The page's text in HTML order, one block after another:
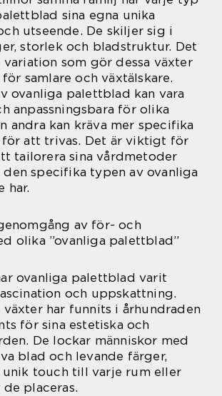
sina egna unika
utseende. De skiljer sig i
storlek och bladstruktur. Det
variation som gör dessa växter
samlare och växtälskare.
ovanliga palettblad kan vara
anpassningsbara för olika
andra kan kräva mer specifika
för att trivas. Det är viktigt för
tailorera sina vårdmetoder
specifika typen av ovanliga
har.
av för- och
olika ”ovanliga palettblad”
ovanliga palettblad varit
och uppskattning.
växter har funnits i århundraden
för sina estetiska och
De lockar människor med
blad och levande färger,
touch till varje rum eller
placeras.